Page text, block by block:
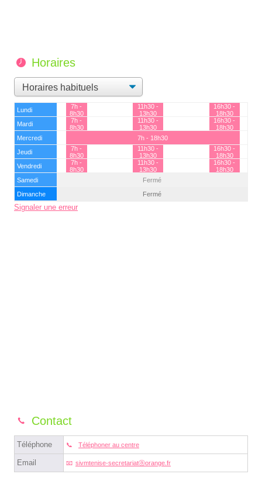
Horaires
Lundi
7h -
8h30
11h30 -
13h30
16h30 -
18h30
Mardi
7h -
8h30
11h30 -
13h30
16h30 -
18h30
Mercredi
7h - 18h30
Jeudi
7h -
8h30
11h30 -
13h30
16h30 -
18h30
Vendredi
7h -
8h30
11h30 -
13h30
16h30 -
18h30
Samedi
Fermé
Dimanche
Fermé
Signaler une erreur
Contact
Téléphone Téléphoner au centre
Email sivmtenise-secretariatⓐorange.fr